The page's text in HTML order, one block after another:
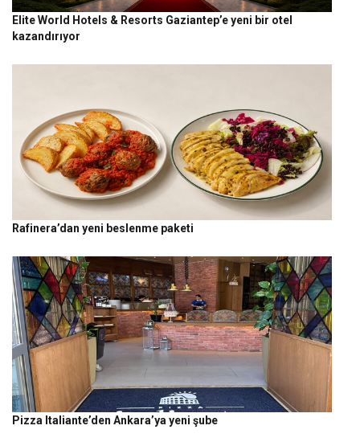
Elite World Hotels & Resorts Gaziantep’e yeni bir otel
kazandırıyor
Rafinera’dan yeni beslenme paketi
Pizza Italiante’den Ankara’ya yeni şube